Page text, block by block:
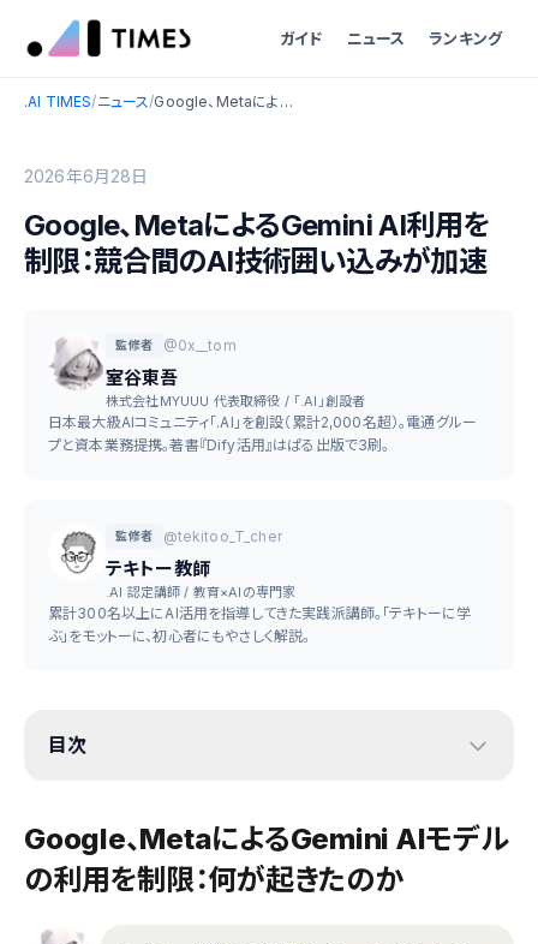
ガイド ニュース ランキング
.AI TIMES/ニュース/ Google、MetaによるGemini AI利用を制限：競合間のAI技術囲い込みが加速
2026年6月28日
Google、MetaによるGemini AI利用を
制限：競合間のAI技術囲い込みが加速
監修者 @0x__tom
室谷東吾
株式会社MYUUU 代表取締役 / 「.AI」創設者
日本最大級AIコミュニティ「.AI」を創設（累計2,000名超）。電通グルー
プと資本業務提携。著書『Dify活用』はぱる出版で3刷。
監修者 @tekitoo_T_cher
テキトー教師
.AI 認定講師 / 教育×AIの専門家
累計300名以上にAI活用を指導してきた実践派講師。「テキトーに学
ぶ」をモットーに、初心者にもやさしく解説。
目次
Google、MetaによるGemini AIモデル
の利用を制限：何が起きたのか